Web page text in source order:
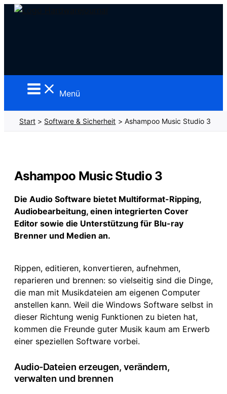
Zum
Menü
Start Software & Sicherheit Ashampoo Music Studio 3
Ashampoo Music Studio 3
Die Audio Software bietet Multiformat-Ripping,
Audiobearbeitung, einen integrierten Cover
Editor sowie die Unterstützung für Blu-ray
Brenner und Medien an.
Rippen, editieren, konvertieren, aufnehmen,
reparieren und brennen: so vielseitig sind die Dinge,
die man mit Musikdateien am eigenen Computer
anstellen kann. Weil die Windows Software selbst in
dieser Richtung wenig Funktionen zu bieten hat,
kommen die Freunde guter Musik kaum am Erwerb
einer speziellen Software vorbei.
Audio-Dateien erzeugen, verändern,
verwalten und brennen